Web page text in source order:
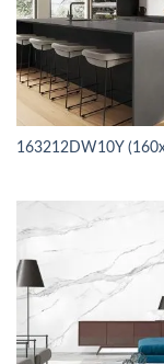
163212DW10Y